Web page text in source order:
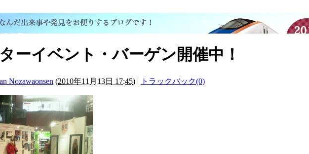
ーイベント・バーゲン開催中！
Nozawaonsen (2010年11月13日 17:45) | トラックバック(0)